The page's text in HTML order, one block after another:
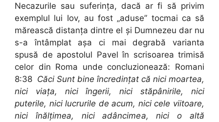
Necazurile sau suferinţa, dacă ar fi să privim
exemplul lui Iov, au fost „aduse” tocmai ca să
mărească distanţa dintre el şi Dumnezeu dar nu
s-a întâmplat aşa ci mai degrabă varianta
spusă de apostolul Pavel în scrisoarea trimisă
celor din Roma unde concluzionează: Romani
8:38 Căci Sunt bine încredinţat că nici moartea,
nici viaţa, nici îngerii, nici stăpânirile, nici
puterile, nici lucrurile de acum, nici cele viitoare,
nici înălţimea, nici adâncimea, nici o altă